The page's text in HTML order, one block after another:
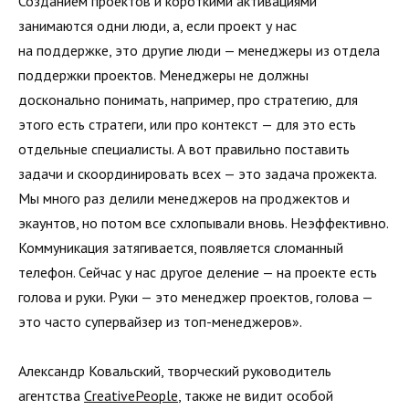
занимаются одни люди, а, если проект у нас
на поддержке, это другие люди — менеджеры из отдела
поддержки проектов. Менеджеры не должны
досконально понимать, например, про стратегию, для
этого есть стратеги, или про контекст — для это есть
отдельные специалисты. А вот правильно поставить
задачи и скоординировать всех — это задача прожекта.
Мы много раз делили менеджеров на проджектов и
экаунтов, но потом все схлопывали вновь. Неэффективно.
Коммуникация затягивается, появляется сломанный
телефон. Сейчас у нас другое деление — на проекте есть
голова и руки. Руки — это менеджер проектов, голова —
это часто супервайзер из топ-менеджеров».
Александр Ковальский, творческий руководитель
агентства CreativePeople, также не видит особой